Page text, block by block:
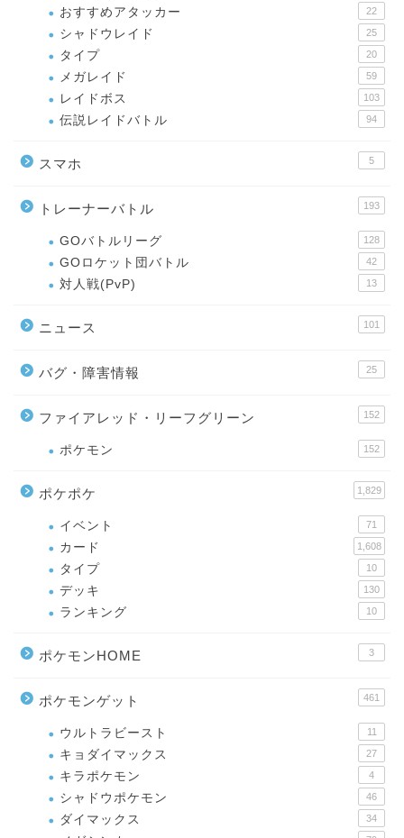
おすすめアタッカー 22
シャドウレイド 25
タイプ 20
メガレイド 59
レイドボス 103
伝説レイドバトル 94
スマホ 5
トレーナーバトル 193
GOバトルリーグ 128
GOロケット団バトル 42
対人戦(PvP) 13
ニュース 101
バグ・障害情報 25
ファイアレッド・リーフグリーン 152
ポケモン 152
ポケポケ 1,829
イベント 71
カード 1,608
タイプ 10
デッキ 130
ランキング 10
ポケモンHOME 3
ポケモンゲット 461
ウルトラビースト 11
キョダイマックス 27
キラポケモン 4
シャドウポケモン 46
ダイマックス 34